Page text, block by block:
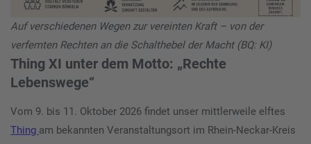
Auf verschiedenen Wegen zur vereinten Kraft – von der
verfemten Rechten an die Schalthebel der Macht (BQ: KI)
Thing XI unter dem Motto: „Rechte
Lebenswege“
Vom 9. bis 11. Oktober 2026 findet unser mittlerweile elftes
Thing am bekannten Veranstaltungsort im Rhein-Neckar-Kreis